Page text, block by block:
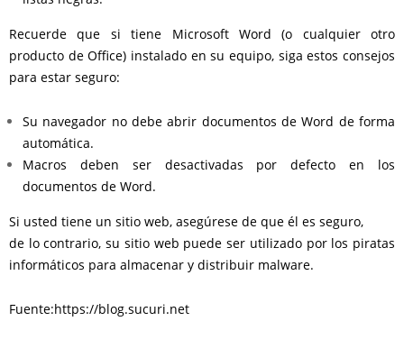
Recuerde que si tiene Microsoft Word (o cualquier otro
producto de Office) instalado en su equipo, siga estos consejos
para estar seguro:
Su navegador no debe abrir documentos de Word de forma
automática.
Macros deben ser desactivadas por defecto en los
documentos de Word.
Si usted tiene un sitio web, asegúrese de que él es seguro,
de lo contrario, su sitio web puede ser utilizado por los piratas
informáticos para almacenar y distribuir malware.
Fuente:https://blog.sucuri.net